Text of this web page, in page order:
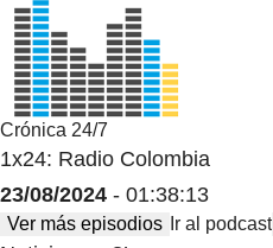
Crónica 24/7
1x24: Radio Colombia
23/08/2024 - 01:38:13
Ver más episodios Ir al podcast